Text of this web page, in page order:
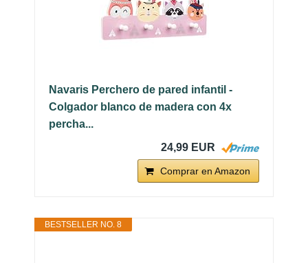
Navaris Perchero de pared infantil -
Colgador blanco de madera con 4x
percha...
24,99 EUR
Comprar en Amazon
BESTSELLER NO. 8